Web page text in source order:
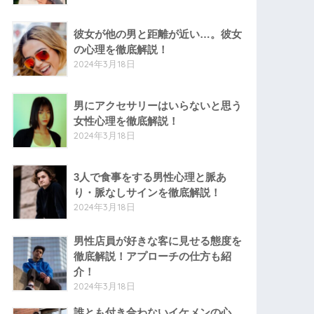
彼女が他の男と距離が近い…。彼女
の心理を徹底解説！
2024年3月18日
男にアクセサリーはいらないと思う
女性心理を徹底解説！
2024年3月18日
3人で食事をする男性心理と脈あ
り・脈なしサインを徹底解説！
2024年3月18日
男性店員が好きな客に見せる態度を
徹底解説！アプローチの仕方も紹
介！
2024年3月18日